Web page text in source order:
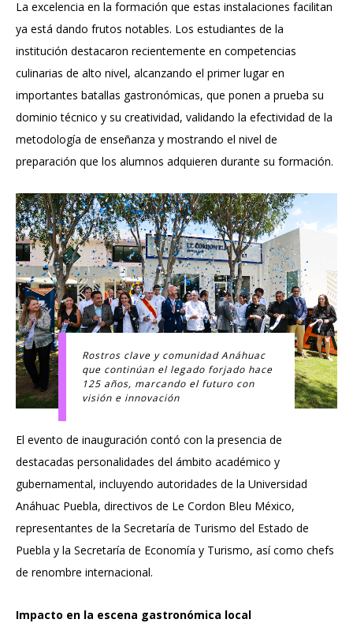
La excelencia en la formación que estas instalaciones facilitan
ya está dando frutos notables. Los estudiantes de la
institución destacaron recientemente en competencias
culinarias de alto nivel, alcanzando el primer lugar en
importantes batallas gastronómicas, que ponen a prueba su
dominio técnico y su creatividad, validando la efectividad de la
metodología de enseñanza y mostrando el nivel de
preparación que los alumnos adquieren durante su formación.
Rostros clave y comunidad Anáhuac
que continúan el legado forjado hace
125 años, marcando el futuro con
visión e innovación
El evento de inauguración contó con la presencia de
destacadas personalidades del ámbito académico y
gubernamental, incluyendo autoridades de la Universidad
Anáhuac Puebla, directivos de Le Cordon Bleu México,
representantes de la Secretaría de Turismo del Estado de
Puebla y la Secretaría de Economía y Turismo, así como chefs
de renombre internacional.
Impacto en la escena gastronómica local